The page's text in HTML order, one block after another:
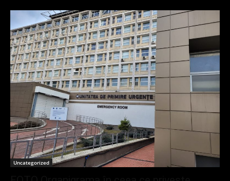
Uncategorized